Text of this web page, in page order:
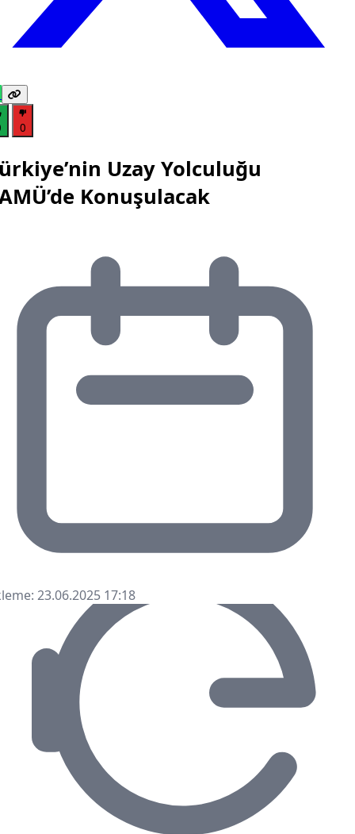
0
Uzay Yolculuğu
Konuşulacak
23.06.2025 17:18